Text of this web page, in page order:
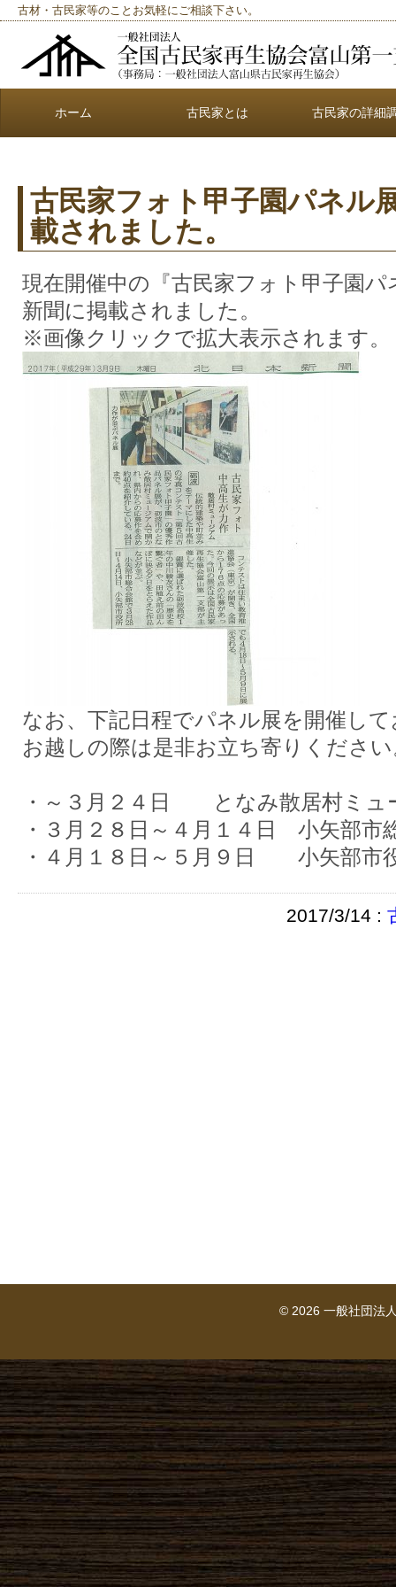
古材・古民家等のことお気軽にご相談下さい。
ホーム 古民家とは 古民家の詳細
古民家フォト甲子園パネル
載されました。
現在開催中の『古民家フォト甲子園
新聞に掲載されました。
※画像クリックで拡大表示されます。
なお、下記日程でパネル展を開催し
お越しの際は是非お立ち寄りくださ
・～３月２４日 となみ散居村ミュ
・３月２８日～４月１４日 小矢部市
・４月１８日～５月９日 小矢部市
2017/3/14 :
© 2026 一般社団法